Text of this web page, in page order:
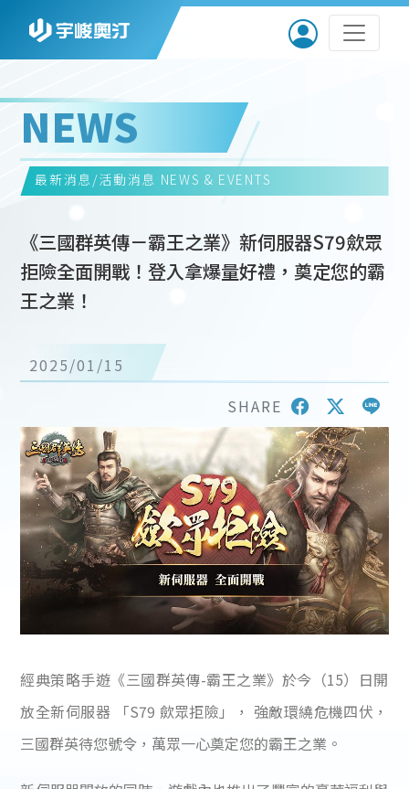
NEWS
最新消息/活動消息 NEWS & EVENTS
《三國群英傳－霸王之業》新伺服器S79歛眾
拒險全面開戰！登入拿爆量好禮，奠定您的霸
王之業！
2025/01/15
SHARE
經典策略手遊《三國群英傳-霸王之業》於今（15）日開
放全新伺服器 「S79 歛眾拒險」， 強敵環繞危機四伏，
三國群英待您號令，萬眾一心奠定您的霸王之業。